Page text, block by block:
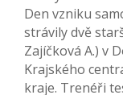
Den vzniku
strávily dvě
Zajíčková A.) v
Krajského
kraje. Trenéři